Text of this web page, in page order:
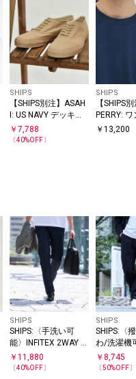
SHIPS
【SHIPS別注】ASAH
I: US NAVY デッキシ
ューズ
￥ 7,788
〔40%OFF〕
SHIPS
【SHIPS
PERRY:
ロゴ ピケ
￥13,200
SHIPS
SHIPS:〈手洗い可
能〉INFITEX 2WAY ス
トレッチ スラックス
￥ 11,880
〔40%OFF〕
SHIPS
SHIPS:〈
わ/洗濯機
AIR(R)ス
ットアッ
￥8,745
〔50%OFF〕